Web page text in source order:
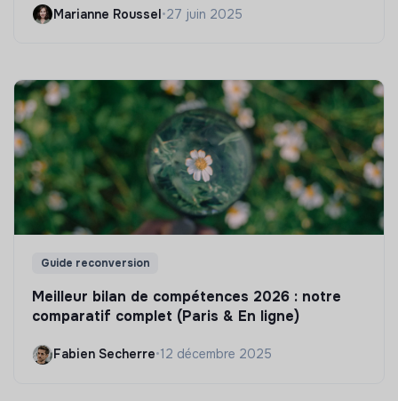
Marianne Roussel•27 juin 2025
Guide reconversion
Meilleur bilan de compétences 2026 : notre
comparatif complet (Paris & En ligne)
Fabien Secherre•12 décembre 2025